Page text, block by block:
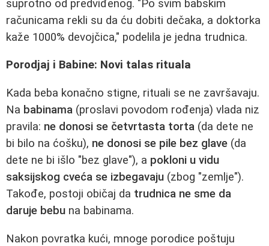
suprotno od predviđenog. "Po svim babskim
računicama rekli su da ću dobiti dečaka, a doktorka
kaže 1000% devojčica," podelila je jedna trudnica.
Porodjaj i Babine: Novi talas rituala
Kada beba konačno stigne, rituali se ne završavaju.
Na babinama (proslavi povodom rođenja) vlada niz
pravila: ne donosi se četvrtasta torta (da dete ne
bi bilo na ćošku), ne donosi se pile bez glave (da
dete ne bi išlo "bez glave"), a pokloni u vidu
saksijskog cveća se izbegavaju (zbog "zemlje").
Takođe, postoji običaj da trudnica ne sme da
daruje bebu na babinama.
Nakon povratka kući, mnoge porodice poštuju